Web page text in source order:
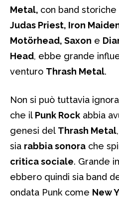
Metal, con band
Judas Priest, Iron
Motörhead, Saxon e
Head, ebbe grande
venturo Thrash Metal.
Non si può tuttavia
che il Punk Rock abbia
genesi del Thrash Metal
sia rabbia sonora che
critica sociale. Grande
ebbero quindi sia band
ondata Punk come New